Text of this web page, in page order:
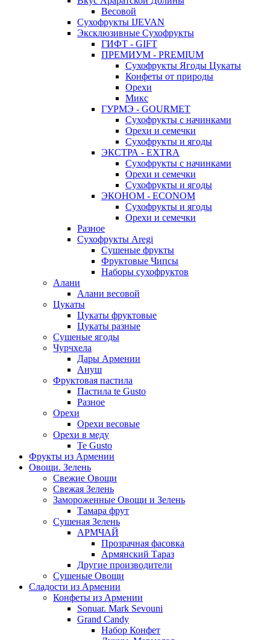
Весовой
Сухофрукты IJEVAN
Эксклюзивные Сухофрукты
ГИФТ - GIFT
ПРЕМИУМ - PREMIUM
Сухофрукты Ягоды Цукаты
Конфеты от природы
Орехи
Микс
ГУРМЭ - GOURMET
Сухофрукты с начинками
Орехи и семечки
Сухофрукты и ягоды
ЭКСТРА - EXTRA
Сухофрукты с начинками
Орехи и семечки
Сухофрукты и ягоды
ЭКОНОМ - ECONOM
Сухофрукты и ягоды
Орехи и семечки
Разное
Сухофрукты Aregi
Сушеные фрукты
Фруктовые Чипсы
Наборы сухофруктов
Алани
Алани весовой
Цукаты
Цукаты фруктовые
Цукаты разные
Сушеные ягоды
Чурчхела
Дары Армении
Ануш
Фруктовая пастила
Пастила te Gusto
Разное
Орехи
Орехи весовые
Орехи в меду
Te Gusto
Фрукты из Армении
Овощи. Зелень
Свежие Овощи
Свежая Зелень
Замороженные Овощи и Зелень
Тамара фрут
Сушеная Зелень
АРМЧАЙ
Прозрачная фасовка
Армянский Тараз
Другие производители
Сушеные Овощи
Сладости из Армении
Конфеты из Армении
Sonuar. Mark Sevouni
Grand Candy
Набор Конфет